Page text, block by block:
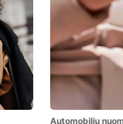
Automobilių